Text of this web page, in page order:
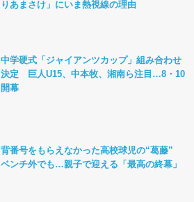
りあまさけ」にいま熱視線の理由
中学硬式「ジャイアンツカップ」組み合わせ
決定 巨人U15、中本牧、湘南ら注目…8・10
開幕
背番号をもらえなかった高校球児の“葛藤”
ベンチ外でも…親子で迎える「最高の終幕」